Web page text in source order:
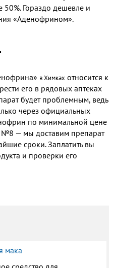
50%. Гораздо дешевле и
«Аденофрином».
в Химках относится к
его в рядовых аптеках
будет проблемным, ведь
через официальных
по минимальной цене
№8 — мы доставим препарат
сроки. Заплатить вы
и проверки его
мака